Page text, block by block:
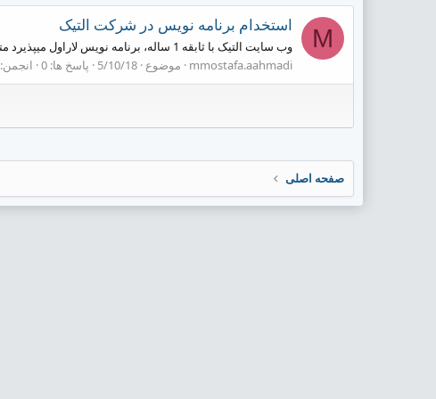
M استخدام برنامه نویس در شرکت التیک
وب سایت التیک با ثابقه 1 ساله، برنامه نویس لاراول میپذیرد متقاضیان لطفا رزومه خود را ارسال فرمایند
mmostafa.aahmadi
موضوع 5/10/18 پاسخ ها: 0 انجمن:
صفحه اصلی